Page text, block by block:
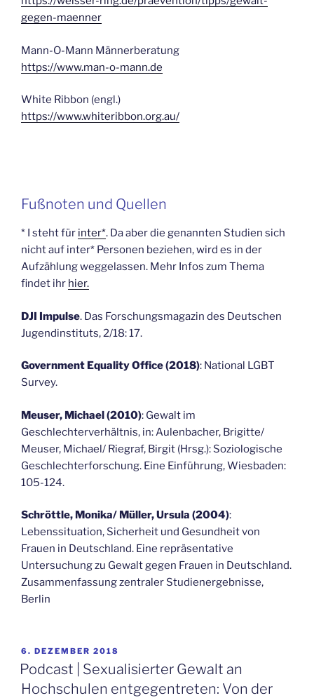
gegen-maenner
Mann-O-Mann Männerberatung
https://www.man-o-mann.de
White Ribbon (engl.)
https://www.whiteribbon.org.au/
Fußnoten und Quellen
* I steht für inter*. Da aber die genannten Studien sich
nicht auf inter* Personen beziehen, wird es in der
Aufzählung weggelassen. Mehr Infos zum Thema
findet ihr hier.
DJI Impulse. Das Forschungsmagazin des Deutschen
Jugendinstituts, 2/18: 17.
Government Equality Office (2018): National LGBT
Survey.
Meuser, Michael (2010): Gewalt im
Geschlechterverhältnis, in: Aulenbacher, Brigitte/
Meuser, Michael/ Riegraf, Birgit (Hrsg.): Soziologische
Geschlechterforschung. Eine Einführung, Wiesbaden:
105-124.
Schröttle, Monika/ Müller, Ursula (2004):
Lebenssituation, Sicherheit und Gesundheit von
Frauen in Deutschland. Eine repräsentative
Untersuchung zu Gewalt gegen Frauen in Deutschland.
Zusammenfassung zentraler Studienergebnisse,
Berlin
VERÖFFENTLICHT
AM
6. DEZEMBER 2018
Podcast | Sexualisierter Gewalt an
Hochschulen entgegentreten: Von der